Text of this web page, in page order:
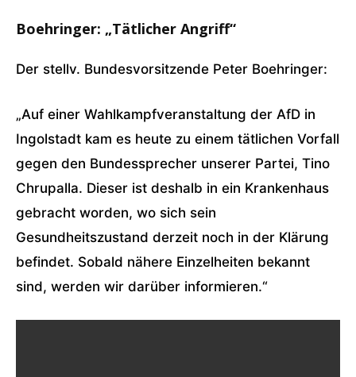
Boehringer: „Tätlicher Angriff“
Der stellv. Bundesvorsitzende Peter Boehringer:
„Auf einer Wahlkampfveranstaltung der AfD in
Ingolstadt kam es heute zu einem tätlichen Vorfall
gegen den Bundessprecher unserer Partei, Tino
Chrupalla. Dieser ist deshalb in ein Krankenhaus
gebracht worden, wo sich sein
Gesundheitszustand derzeit noch in der Klärung
befindet. Sobald nähere Einzelheiten bekannt
sind, werden wir darüber informieren.“